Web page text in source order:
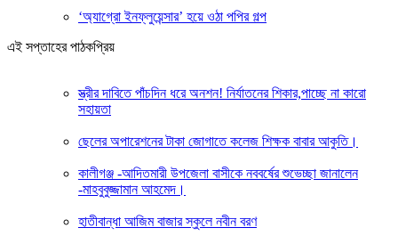
‘অ্যাগ্রো ইনফ্লুয়েন্সার’ হয়ে ওঠা পপির গল্প
এই সপ্তাহের পাঠকপ্রিয়
স্ত্রীর দাবিতে পাঁচদিন ধরে অনশন! নির্যাতনের শিকার,পাচ্ছে না কারো
সহায়তা
ছেলের অপারেশনের টাকা জোগাতে কলেজ শিক্ষক বাবার আকুতি।
কালীগঞ্জ -আদিতমারী উপজেলা বাসীকে নববর্ষের শুভেচ্ছা জানালেন
-মাহবুবুজ্জামান আহমেদ।
হাতীবান্ধা আজিম বাজার স্কুলে নবীন বরণ